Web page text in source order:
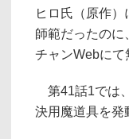
ヒロ氏（原作
師範だったのに
チャンWebにて
第41話1では
決用魔道具を